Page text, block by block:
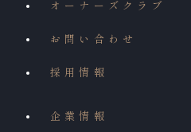
オーナーズクラブ
お問い合わせ
採用情報
企業情報